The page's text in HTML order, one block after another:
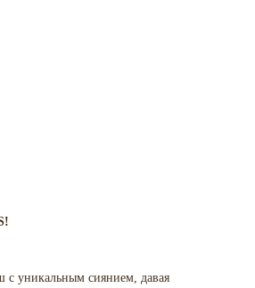
с уникальным сиянием, давая